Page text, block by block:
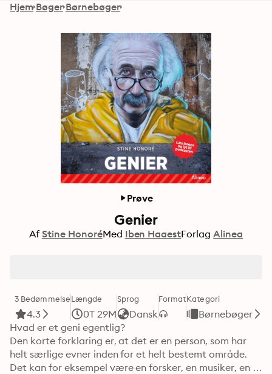
Hjem Bøger Børnebøger
Prøve
Genier
Af Stine HonoréMed Iben HaaestForlag Alinea
3 Bedømmelse
4.3
Længde
0T 29M
Sprog
Dansk
FormatKategori
Børnebøger
Hvad er et geni egentlig?
Den korte forklaring er, at det er en person, som har
helt særlige evner inden for et helt bestemt område.
Det kan for eksempel være en forsker, en musiker, en